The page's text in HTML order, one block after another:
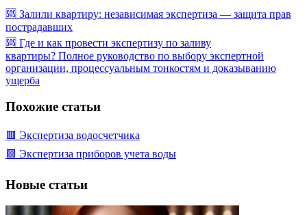
🆘 Залили квартиру: независимая экспертиза — защита прав
пострадавших
🆘 Где и как провести экспертизу по заливу
квартиры? Полное руководство по выбору экспертной
организации, процессуальным тонкостям и доказыванию
ущерба
Похожие статьи
🟥 Экспертиза водосчетчика
🟩 Экспертиза приборов учета воды
Новые статьи